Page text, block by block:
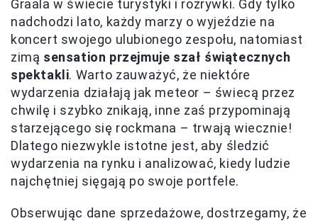
Graala w świecie turystyki i rozrywki. Gdy tylko
nadchodzi lato, każdy marzy o wyjeździe na
koncert swojego ulubionego zespołu, natomiast
zimą sensation przejmuje szał świątecznych
spektakli. Warto zauważyć, że niektóre
wydarzenia działają jak meteor – świecą przez
chwilę i szybko znikają, inne zaś przypominają
starzejącego się rockmana – trwają wiecznie!
Dlatego niezwykle istotne jest, aby śledzić
wydarzenia na rynku i analizować, kiedy ludzie
najchętniej sięgają po swoje portfele.
Obserwując dane sprzedażowe, dostrzegamy, że